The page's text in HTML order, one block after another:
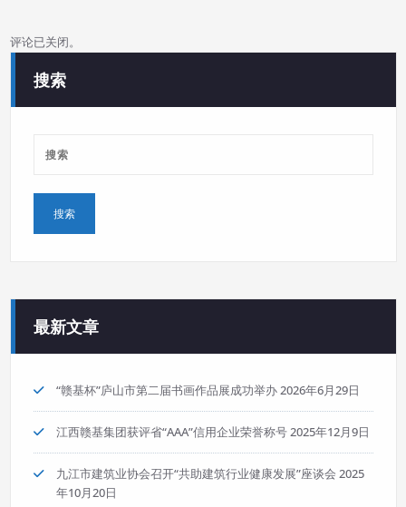
评论已关闭。
搜索
最新文章
“赣基杯”庐山市第二届书画作品展成功举办2026年6月29日
江西赣基集团获评省“AAA”信用企业荣誉称号2025年12月9日
九江市建筑业协会召开“共助建筑行业健康发展”座谈会 2025
年10月20日